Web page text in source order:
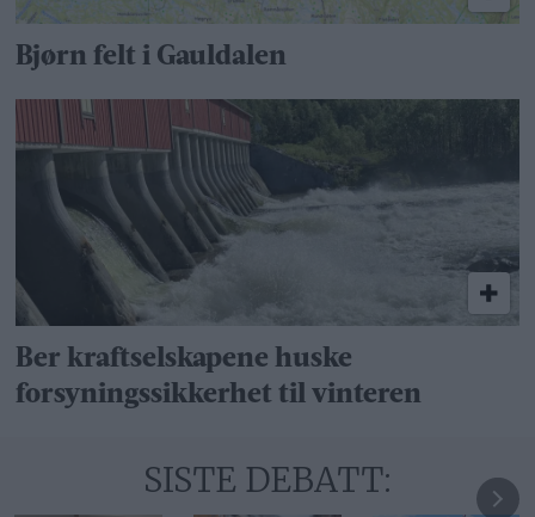
Bjørn felt i Gauldalen
Ber kraftselskapene huske
forsyningssikkerhet til vinteren
SISTE DEBATT: